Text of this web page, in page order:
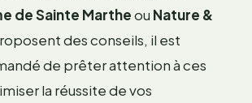
de Sainte Martheou Nature &
des conseils, il est
de prêter attention à ces
la réussite de vos